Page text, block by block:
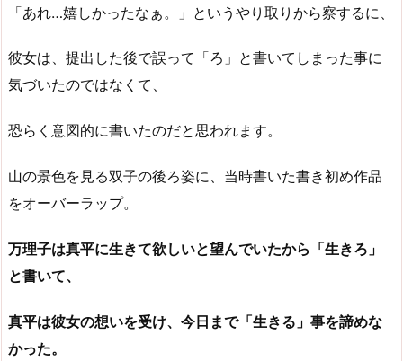
「あれ…嬉しかったなぁ。」というやり取りから察するに、
彼女は、提出した後で誤って「ろ」と書いてしまった事に
気づいたのではなくて、
恐らく意図的に書いたのだと思われます。
山の景色を見る双子の後ろ姿に、当時書いた書き初め作品
をオーバーラップ。
万理子は真平に生きて欲しいと望んでいたから「生きろ」
と書いて、
真平は彼女の想いを受け、今日まで「生きる」事を諦めな
かった。